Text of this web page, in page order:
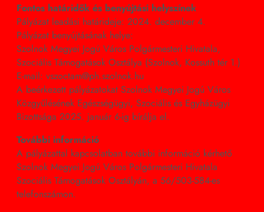
Fontos határidők és benyújtási helyszínek
Pályázat leadási határideje: 2024. december 4.
Pályázat benyújtásának helye:
Szolnok Megyei Jogú Város Polgármesteri Hivatala,
Szociális Támogatások Osztálya (Szolnok, Kossuth tér 1.)
E-mail: vszoctam@ph.szolnok.hu
A beérkezett pályázatokat Szolnok Megyei Jogú Város
Közgyűlésének Egészségügyi, Szociális és Egyházügyi
Bizottsága 2025. január 6-ig bírálja el.
További információ
A pályázattal kapcsolatban további információ kérhető
Szolnok Megyei Jogú Város Polgármesteri Hivatala
Szociális Támogatások Osztályán, a 56/503-584-es
telefonszámon.